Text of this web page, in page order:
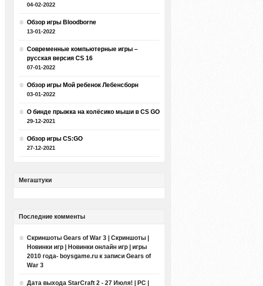
04-02-2022
Обзор игры Bloodborne
13-01-2022
Современные компьютерные игры –
русская версия CS 16
07-01-2022
Обзор игры Мой ребенок Лебенсборн
03-01-2022
О бинде прыжка на колёсико мыши в CS GO
29-12-2021
Обзор игры CS:GO
27-12-2021
Мегаштуки
Последние комменты
Скриншоты Gears of War 3 | Скриншоты |
Новинки игр | Новинки онлайн игр | игры
2010 года- boysgame.ru к записи Gears of
War 3
Дата выхода StarCraft 2 - 27 Июля! | PC |